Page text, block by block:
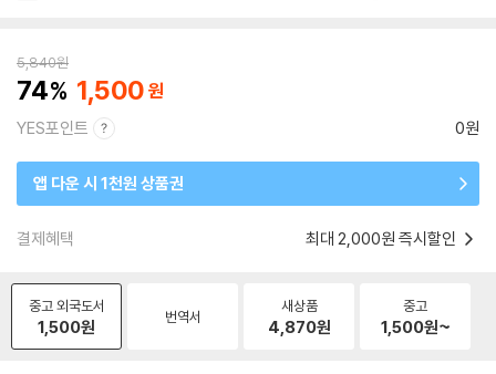
5,840원
74 1,500
YES포인트 0원
앱 다운 시 1천원 상품권
결제혜택 최대 2,000원 즉시할인
중고 외국도서
1,500원 번역서
새상품
4,870원
중고
1,500원~